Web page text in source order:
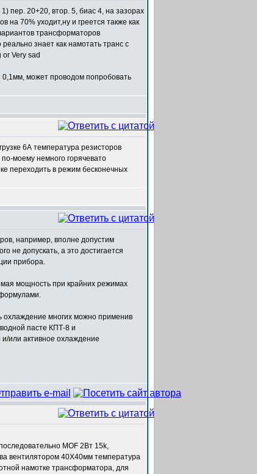
пер. 20+20, втор. 5, биас 4, на зазорах
на 70% уходит,ну и греется также как
трансформаторов
знает как намотать транс с
0,1мм, может проводом попробовать
6А температура резисторов
моему немного горячевато
переходить в режим бесконечных
например, вполне допустим
не допускать, а это достигается
прибора.
мощность при крайних режимах
охлаждение многих можно применив
пасте КПТ-8 и
или активное охлаждение
MOF 2Вт 15k,
вентилятором 40Х40мм температура
намотке трансформатора, для